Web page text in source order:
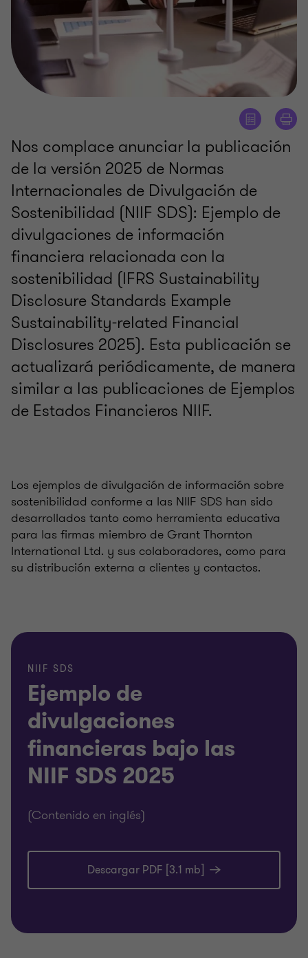
Nos complace anunciar la publicación
de la versión 2025 de Normas
Internacionales de Divulgación de
Sostenibilidad (NIIF SDS): Ejemplo de
divulgaciones de información
financiera relacionada con la
sostenibilidad (IFRS Sustainability
Disclosure Standards Example
Sustainability-related Financial
Disclosures 2025). Esta publicación se
actualizará periódicamente, de manera
similar a las publicaciones de Ejemplos
de Estados Financieros NIIF.
Los ejemplos de divulgación de información sobre
sostenibilidad conforme a las NIIF SDS han sido
desarrollados tanto como herramienta educativa
para las firmas miembro de Grant Thornton
International Ltd. y sus colaboradores, como para
su distribución externa a clientes y contactos.
NIIF SDS
Ejemplo de
divulgaciones
financieras bajo las
NIIF SDS 2025
(Contenido en inglés)
Descargar PDF [3.1 mb]